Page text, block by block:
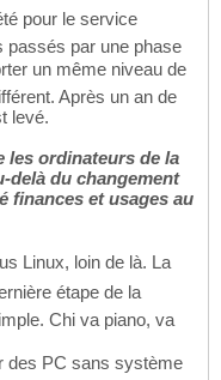
pour le service
passés par une phase
un même niveau de
Après un an de
levé.
les ordinateurs de la
delà du changement
finances et usages au
Linux, loin de là. La
étape de la
Chi va piano, va
des PC sans système